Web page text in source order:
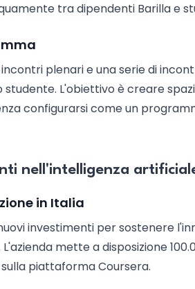
tra dipendenti Barilla e
plenari e una serie di
studente. L'obiettivo è creare
configurarsi come un
nell'intelligenza
in Italia
investimenti per sostenere
L'azienda mette a disposizione
piattaforma Coursera.